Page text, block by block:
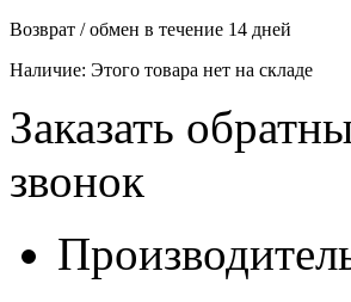
Возврат / обмен в течение 14 дней
Наличие: Этого товара нет на складе
Заказать
звонок